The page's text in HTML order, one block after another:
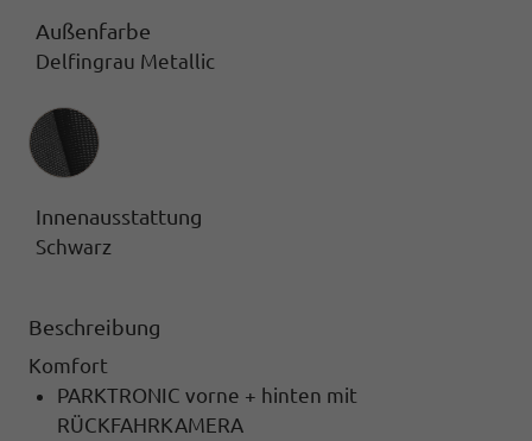
Außenfarbe
Delfingrau Metallic
Innenausstattung
Innenausstattung
Schwarz
Beschreibung
Komfort
PARKTRONIC vorne + hinten mit
RÜCKFAHRKAMERA